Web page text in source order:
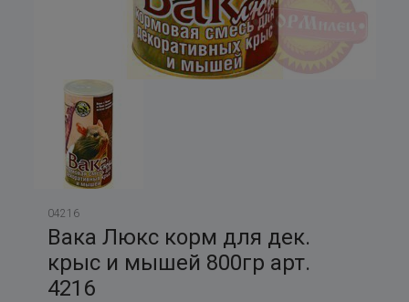
04216
Вака Люкс корм для дек.
крыс и мышей 800гр арт.
4216